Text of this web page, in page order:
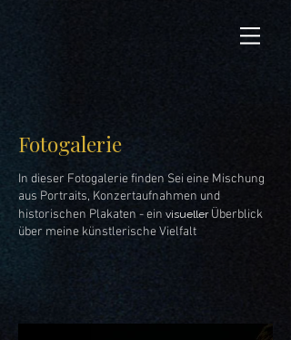
Fotogalerie
In dieser Fotogalerie finden Sei eine Mischung
aus Portraits, Konzertaufnahmen und
historischen Plakaten - ein visueller Überblick
über meine künstlerische Vielfalt